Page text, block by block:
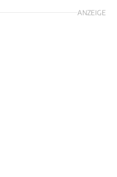
ANZEIGE